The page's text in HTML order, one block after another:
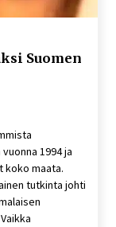
Suomen
1994 ja
koko maata.
tutkinta johti